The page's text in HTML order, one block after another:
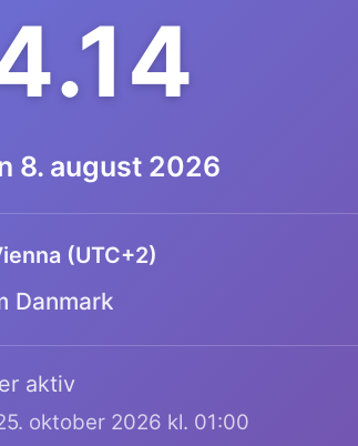
8. august 2026
(UTC+2)
Danmark
aktiv
oktober 2026 kl. 01:00